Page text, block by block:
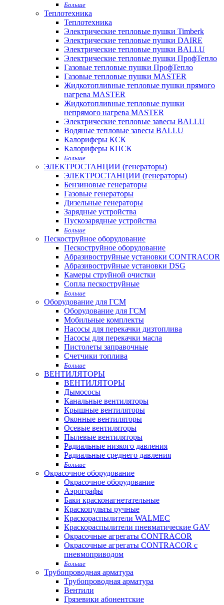
Больше
Теплотехника
Теплотехника
Электрические тепловые пушки Timberk
Электрические тепловые пушки DAIRE
Электрические тепловые пушки BALLU
Электрические тепловые пушки ПрофТепло
Газовые тепловые пушки ПрофТепло
Газовые тепловые пушки MASTER
Жидкотопливные тепловые пушки прямого
нагрева MASTER
Жидкотопливные тепловые пушки
непрямого нагрева MASTER
Электрические тепловые завесы BALLU
Водяные тепловые завесы BALLU
Калориферы КСК
Калориферы КПСК
Больше
ЭЛЕКТРОСТАНЦИИ (генераторы)
ЭЛЕКТРОСТАНЦИИ (генераторы)
Бензиновые генераторы
Газовые генераторы
Дизельные генераторы
Зарядные устройства
Пускозарядные устройства
Больше
Пескоструйное оборудование
Пескоструйное оборудование
Абразивоструйные установки CONTRACOR
Абразивоструйные установки DSG
Камеры струйной очистки
Сопла пескоструйные
Больше
Оборудование для ГСМ
Оборудование для ГСМ
Мобильные комплекты
Насосы для перекачки дизтоплива
Насосы для перекачки масла
Пистолеты заправочные
Счетчики топлива
Больше
ВЕНТИЛЯТОРЫ
ВЕНТИЛЯТОРЫ
Дымососы
Канальные вентиляторы
Крышные вентиляторы
Оконные вентиляторы
Осевые вентиляторы
Пылевые вентиляторы
Радиальные низкого давления
Радиальные среднего давления
Больше
Окрасочное оборудование
Окрасочное оборудование
Аэрографы
Баки красконагнетательные
Краскопульты ручные
Краскораспылители WALMEC
Краскораспылители пневматические GAV
Окрасочные агрегаты CONTRACOR
Окрасочные агрегаты CONTRACOR с
пневмоприводом
Больше
Трубопроводная арматура
Трубопроводная арматура
Вентили
Грязевики абонентские